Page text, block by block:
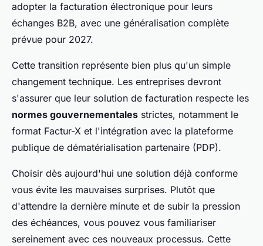
adopter la facturation électronique pour leurs
échanges B2B, avec une généralisation complète
prévue pour 2027.
Cette transition représente bien plus qu'un simple
changement technique. Les entreprises devront
s'assurer que leur solution de facturation respecte les
normes gouvernementales strictes, notamment le
format Factur-X et l'intégration avec la plateforme
publique de dématérialisation partenaire (PDP).
Choisir dès aujourd'hui une solution déjà conforme
vous évite les mauvaises surprises. Plutôt que
d'attendre la dernière minute et de subir la pression
des échéances, vous pouvez vous familiariser
sereinement avec ces nouveaux processus. Cette